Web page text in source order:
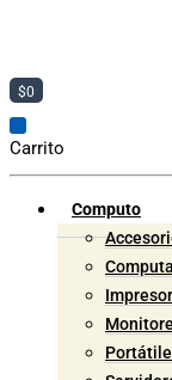
$0
Carrito
Computo